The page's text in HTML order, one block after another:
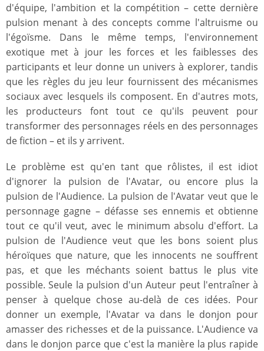
d'équipe, l'ambition et la compétition – cette dernière
pulsion menant à des concepts comme l'altruisme ou
l'égoïsme. Dans le même temps, l'environnement
exotique met à jour les forces et les faiblesses des
participants et leur donne un univers à explorer, tandis
que les règles du jeu leur fournissent des mécanismes
sociaux avec lesquels ils composent. En d'autres mots,
les producteurs font tout ce qu'ils peuvent pour
transformer des personnages réels en des personnages
de fiction – et ils y arrivent.
Le problème est qu'en tant que rôlistes, il est idiot
d'ignorer la pulsion de l'Avatar, ou encore plus la
pulsion de l'Audience. La pulsion de l'Avatar veut que le
personnage gagne – défasse ses ennemis et obtienne
tout ce qu'il veut, avec le minimum absolu d'effort. La
pulsion de l'Audience veut que les bons soient plus
héroïques que nature, que les innocents ne souffrent
pas, et que les méchants soient battus le plus vite
possible. Seule la pulsion d'un Auteur peut l'entraîner à
penser à quelque chose au-delà de ces idées. Pour
donner un exemple, l'Avatar va dans le donjon pour
amasser des richesses et de la puissance. L'Audience va
dans le donjon parce que c'est la manière la plus rapide